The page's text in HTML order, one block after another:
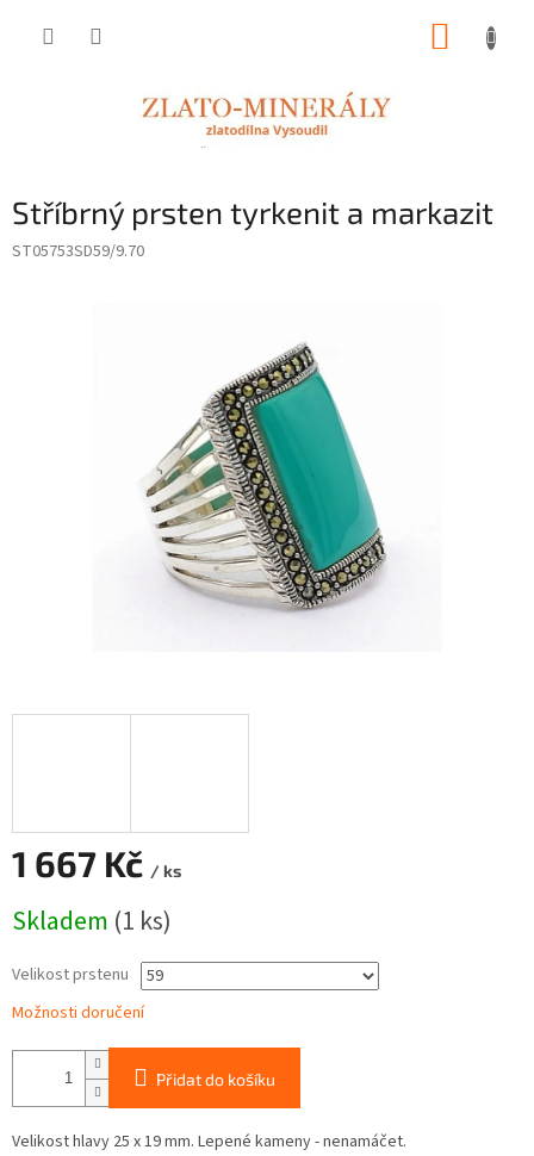
Stříbrný prsten tyrkenit a markazit
ST05753SD59/9.70
1 667 Kč / ks
cena:
Skladem (1 ks)
Velikost prstenu
Možnosti doručení
Přidat do košíku
Velikost hlavy 25 x 19 mm. Lepené kameny - nenamáčet.